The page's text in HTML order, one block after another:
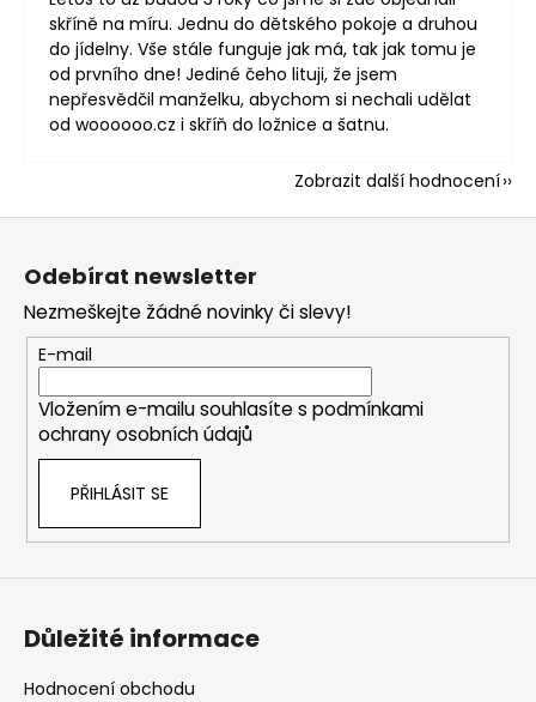
skříně na míru. Jednu do dětského pokoje a druhou
do jídelny. Vše stále funguje jak má, tak jak tomu je
od prvního dne! Jediné čeho lituji, že jsem
nepřesvědčil manželku, abychom si nechali udělat
od woooooo.cz i skříň do ložnice a šatnu.
Zobrazit další hodnocení
Odebírat newsletter
Nezmeškejte žádné novinky či slevy!
E-mail
Vložením e-mailu souhlasíte s podmínkami
ochrany osobních údajů
PŘIHLÁSIT SE
Důležité informace
Hodnocení obchodu